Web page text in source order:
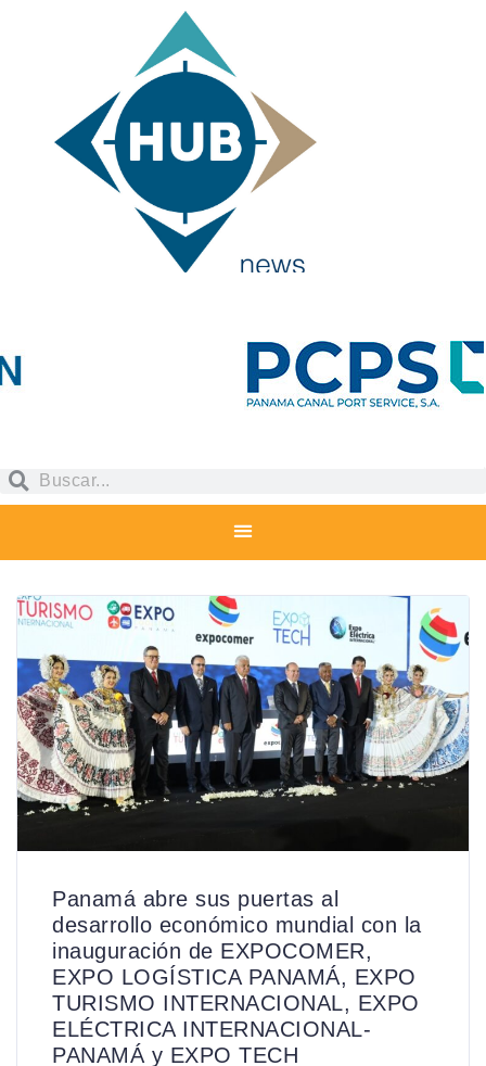
Panamá abre sus puertas al
desarrollo económico mundial con la
inauguración de EXPOCOMER,
EXPO LOGÍSTICA PANAMÁ, EXPO
TURISMO INTERNACIONAL, EXPO
ELÉCTRICA INTERNACIONAL-
PANAMÁ y EXPO TECH